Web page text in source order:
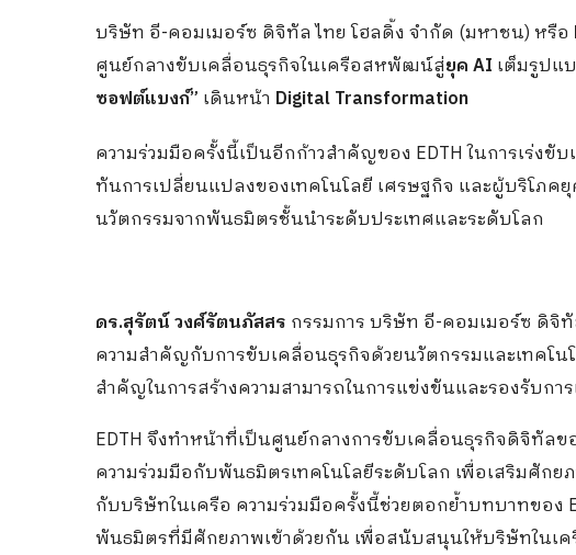
บริษัท อี-คอมเมอร์ซ ดิจิทัล ไทย โฮลดิ้ง จำกัด (มหาชน) หรือ
ศูนย์กลางขับเคลื่อนธุรกิจในเครือสหพัฒน์สู่ยุค AI เต็มรูปแ
ซอฟต์แบงก์” เดินหน้า Digital Transformation
ความร่วมมือครั้งนี้เป็นอีกก้าวสำคัญของ EDTH ในการเร่ง
ทันการเปลี่ยนแปลงของเทคโนโลยี เศรษฐกิจ และผู้บริโภค
นวัตกรรมจากพันธมิตรชั้นนำระดับประเทศและระดับโลก
ดร.สุรัตน์ วงศ์รัตนภัสสร กรรมการ บริษัท อี-คอมเมอร์ซ ดิจิ
ความสำคัญกับการขับเคลื่อนธุรกิจด้วยนวัตกรรมและเทคโน
สำคัญในการสร้างความสามารถในการแข่งขันและรองรับก
EDTH จึงทำหน้าที่เป็นศูนย์กลางการขับเคลื่อนธุรกิจดิจิทั
ความร่วมมือกับพันธมิตรเทคโนโลยีระดับโลก เพื่อเสริมศักย
กับบริษัทในเครือ ความร่วมมือครั้งนี้ช่วยตอกย้ำบทบาทของ
พันธมิตรที่มีศักยภาพเข้าด้วยกัน เพื่อสนับสนุนให้บริษัทในเค